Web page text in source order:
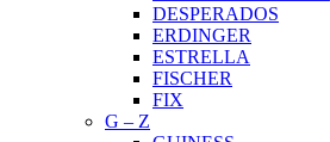
DESPERADOS
ERDINGER
ESTRELLA
FISCHER
FIX
G – Z